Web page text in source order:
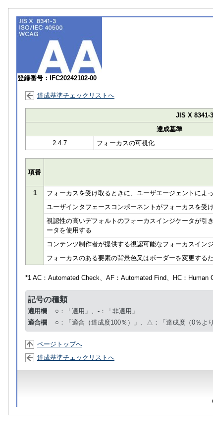
登録番号：IFC20242102-00
達成基準チェックリストへ
JIS X 8341-
達成基準
2.4.7
フォーカスの可視化
項番
1
フォーカスを受け取るときに、ユーザエージェントによ
ユーザインタフェースコンポーネントがフォーカスを受
視認性の高いデフォルトのフォーカスインジケータが引
ータを使用する
コンテンツ制作者が提供する視認可能なフォーカスイン
フォーカスのある要素の背景色又はボーダーを変更する
*1 AC： Automated Check、AF： Automated Find、HC： Human
記号の種類
適用欄
○：「適用」、-：「非適用」
適合欄
○：「適合（達成度100％）」、△：「達成度（0％よ
ページトップへ
達成基準チェックリストへ